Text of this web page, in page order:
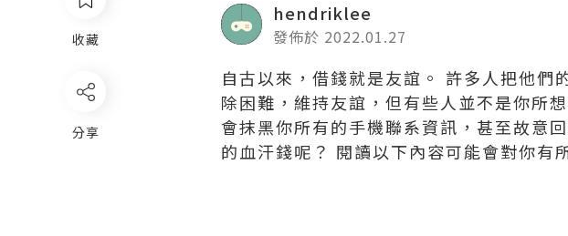
hendriklee
發佈於 2022.01.27
自古以來，借錢就是友誼。 許多人把他
除困難，維持友誼，但有些人並不是你所
會抹黑你所有的手機聯系資訊，甚至故意
的血汗錢呢？ 閱讀以下內容可能會對你有
收藏
分享